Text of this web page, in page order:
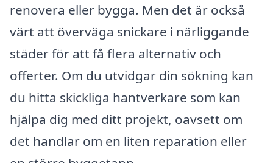
renovera eller bygga. Men det är också
värt att överväga snickare i närliggande
städer för att få flera alternativ och
offerter. Om du utvidgar din sökning kan
du hitta skickliga hantverkare som kan
hjälpa dig med ditt projekt, oavsett om
det handlar om en liten reparation eller